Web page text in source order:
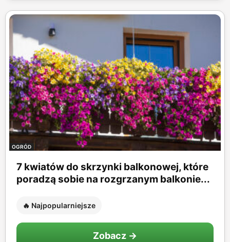
OGRÓD
7 kwiatów do skrzynki balkonowej, które
poradzą sobie na rozgrzanym balkonie...
🔥 Najpopularniejsze
Zobacz →